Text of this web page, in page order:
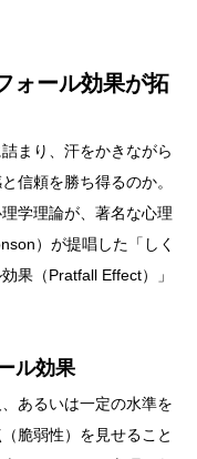
ォール効果が拓
まり、汗をかきながら
信頼を勝ち得るのか。
学理論が、著名な心理
）が提唱した「しく
果（Pratfall Effect）」
ル効果
あるいは一定の水準を
脆弱性）を見せること